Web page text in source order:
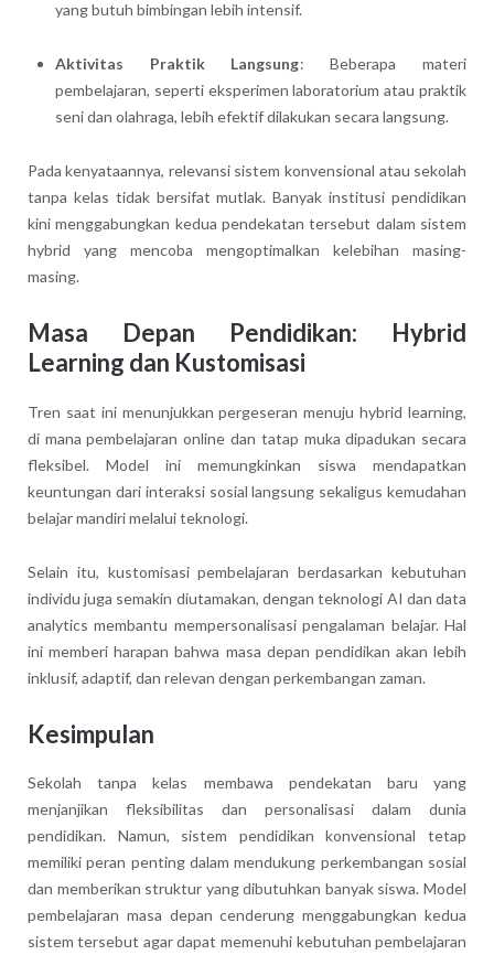
yang butuh bimbingan lebih intensif.
Aktivitas Praktik Langsung: Beberapa materi
pembelajaran, seperti eksperimen laboratorium atau praktik
seni dan olahraga, lebih efektif dilakukan secara langsung.
Pada kenyataannya, relevansi sistem konvensional atau sekolah
tanpa kelas tidak bersifat mutlak. Banyak institusi pendidikan
kini menggabungkan kedua pendekatan tersebut dalam sistem
hybrid yang mencoba mengoptimalkan kelebihan masing-
masing.
Masa Depan Pendidikan: Hybrid
Learning dan Kustomisasi
Tren saat ini menunjukkan pergeseran menuju hybrid learning,
di mana pembelajaran online dan tatap muka dipadukan secara
fleksibel. Model ini memungkinkan siswa mendapatkan
keuntungan dari interaksi sosial langsung sekaligus kemudahan
belajar mandiri melalui teknologi.
Selain itu, kustomisasi pembelajaran berdasarkan kebutuhan
individu juga semakin diutamakan, dengan teknologi AI dan data
analytics membantu mempersonalisasi pengalaman belajar. Hal
ini memberi harapan bahwa masa depan pendidikan akan lebih
inklusif, adaptif, dan relevan dengan perkembangan zaman.
Kesimpulan
Sekolah tanpa kelas membawa pendekatan baru yang
menjanjikan fleksibilitas dan personalisasi dalam dunia
pendidikan. Namun, sistem pendidikan konvensional tetap
memiliki peran penting dalam mendukung perkembangan sosial
dan memberikan struktur yang dibutuhkan banyak siswa. Model
pembelajaran masa depan cenderung menggabungkan kedua
sistem tersebut agar dapat memenuhi kebutuhan pembelajaran